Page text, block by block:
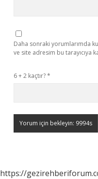
Daha sonraki yorumlarımda
ve site adresim bu tarayıcıya
6 + 2 kaçtır?*
https://